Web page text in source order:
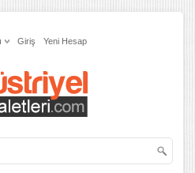
Giriş Yeni Hesap